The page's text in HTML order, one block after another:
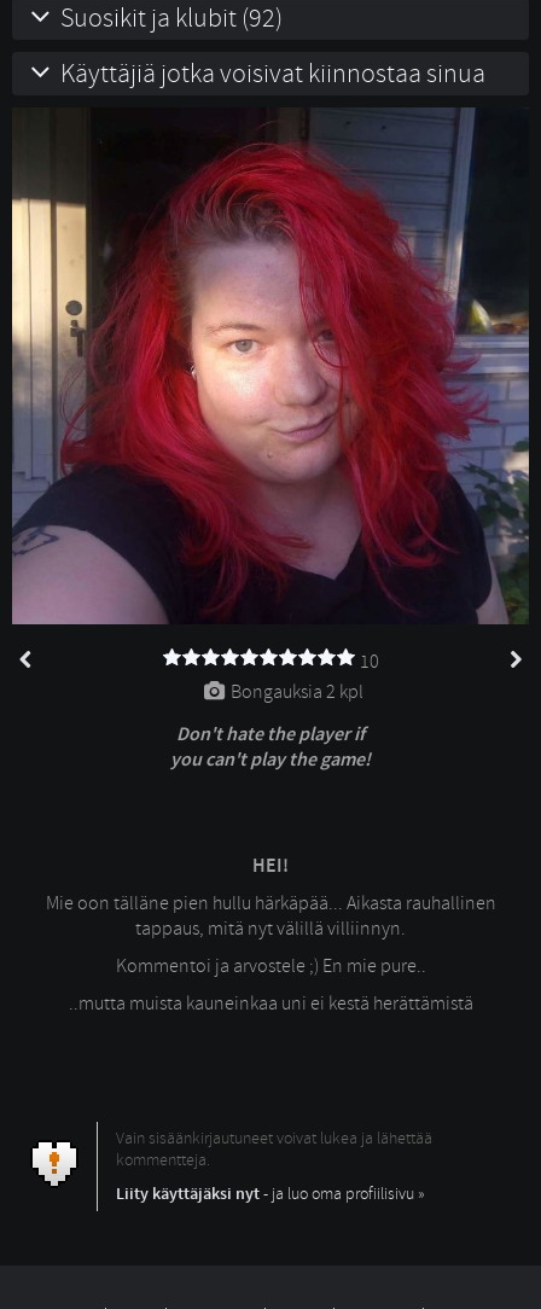
Suosikit ja klubit (92)
Käyttäjiä jotka voisivat kiinnostaa sinua
10
Bongauksia 2 kpl
Don't hate the player if
you can't play the game!
HEI!
Mie oon tälläne pien hullu härkäpää... Aikasta rauhallinen
tappaus, mitä nyt välillä villiinnyn.
Kommentoi ja arvostele ;) En mie pure..
..mutta muista kauneinkaa uni ei kestä herättämistä
Vain sisäänkirjautuneet voivat lukea ja lähettää
kommentteja.
Liity käyttäjäksi nyt- ja luo oma profiilisivu »